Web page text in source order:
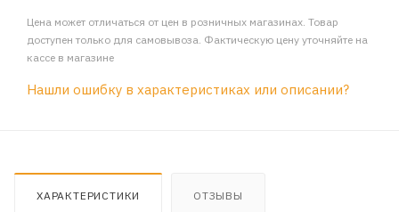
Цена может отличаться от цен в розничных магазинах. Товар
доступен только для самовывоза. Фактическую цену уточняйте на
кассе в магазине
Нашли ошибку в характеристиках или описании?
ХАРАКТЕРИСТИКИ ОТЗЫВЫ